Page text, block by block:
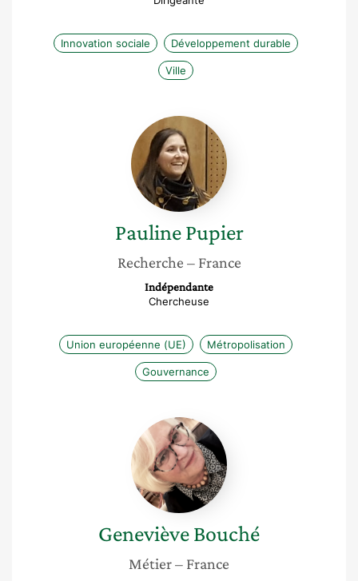
Innovation sociale Développement durable
Ville
Pauline
Pupier
Pauline Pupier
Recherche – France
Indépendante
Chercheuse
Union européenne (UE) Métropolisation
Gouvernance
Geneviève
Bouché
GenevièveBouché
Métier– France